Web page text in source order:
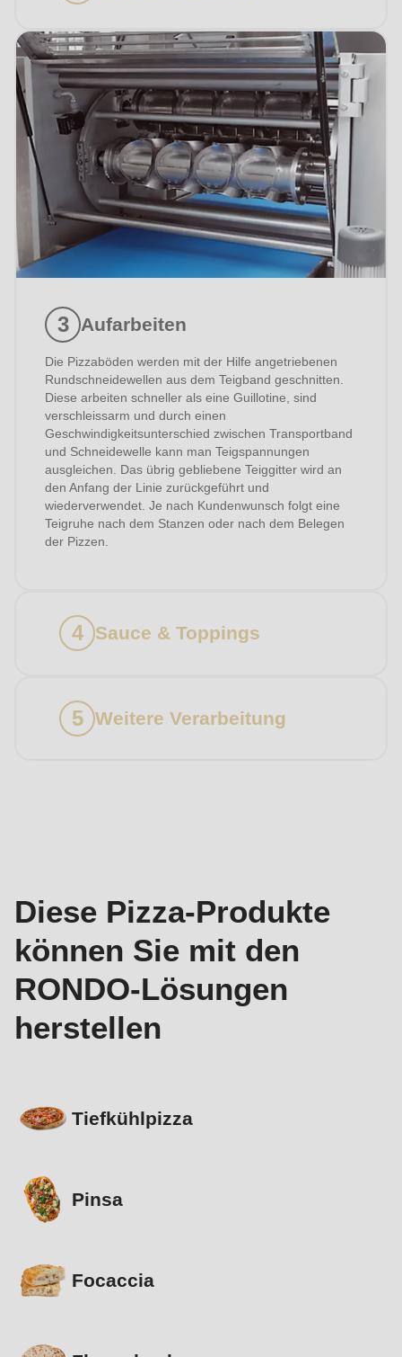
Aufarbeiten
Die Pizzaböden werden mit der Hilfe angetriebenen
Rundschneidewellen aus dem Teigband geschnitten.
Diese arbeiten schneller als eine Guillotine, sind
verschleissarm und durch einen
Geschwindigkeitsunterschied zwischen Transportband
und Schneidewelle kann man Teigspannungen
ausgleichen. Das übrig gebliebene Teiggitter wird an
den Anfang der Linie zurückgeführt und
wiederverwendet. Je nach Kundenwunsch folgt eine
Teigruhe nach dem Stanzen oder nach dem Belegen
der Pizzen.
Sauce & Toppings
Weitere Verarbeitung
Diese Pizza-Produkte
können Sie mit den
RONDO-Lösungen
herstellen
Tiefkühlpizza
Pinsa
Focaccia